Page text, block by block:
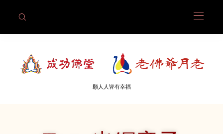
願人人皆有幸福